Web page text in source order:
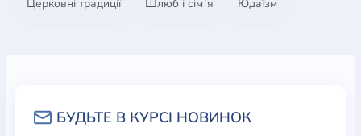
Церковні традиції Шлюб і сім`я Юдаїзм